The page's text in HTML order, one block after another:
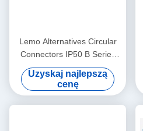
Lemo Alternatives Circular
Connectors IP50 B Series
Socket Plug with Dust-proof
Cover
Uzyskaj najlepszą
cenę